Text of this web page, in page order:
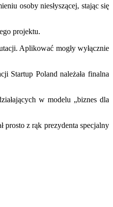
osoby niesłyszącej, stając się
projektu.
Aplikować mogły wyłącznie
Startup Poland należała finalna
w modelu „biznes dla
prosto z rąk prezydenta specjalny